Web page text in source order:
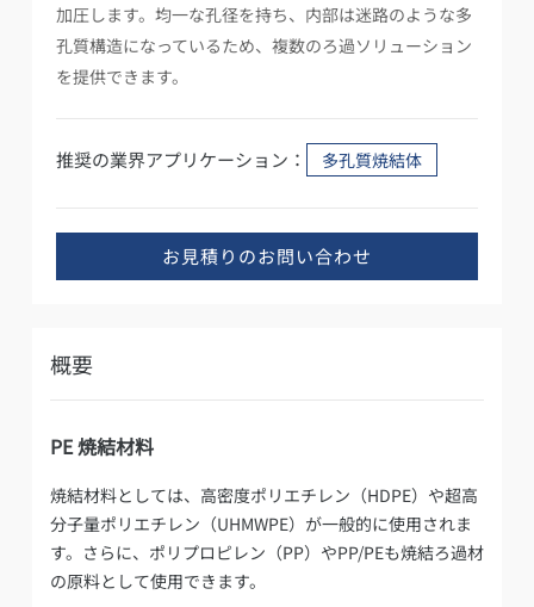
加圧します。均一な孔径を持ち、内部は迷路のような多
孔質構造になっているため、複数のろ過ソリューション
を提供できます。
推奨の業界アプリケーション： 多孔質焼結体
お見積りのお問い合わせ
概要
PE 焼結材料
焼結材料としては、高密度ポリエチレン（HDPE）や超高
分子量ポリエチレン（UHMWPE）が一般的に使用されま
す。さらに、ポリプロピレン（PP）やPP/PEも焼結ろ過材
の原料として使用できます。